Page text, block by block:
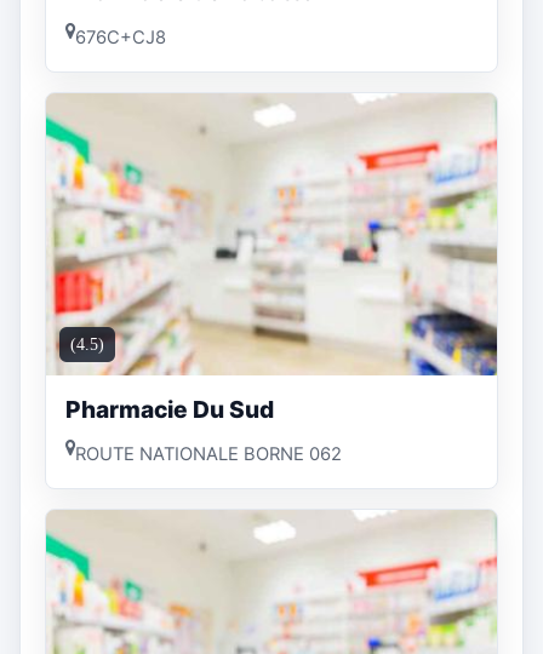
676C+CJ8
(4.5)
Pharmacie Du Sud
ROUTE NATIONALE BORNE 062